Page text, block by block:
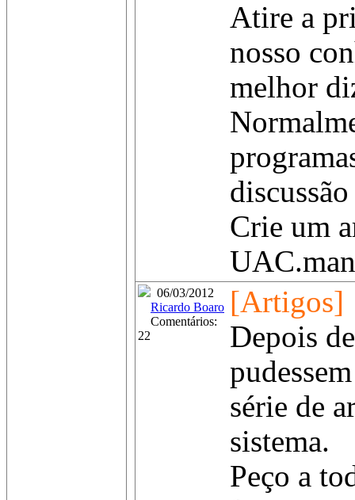
Atire a
nosso
melhor
Crie um
06/03/2012
Ricardo Boaro
Comentários:
22
[Artigos]
Depois
série de
sistema.
Peço a